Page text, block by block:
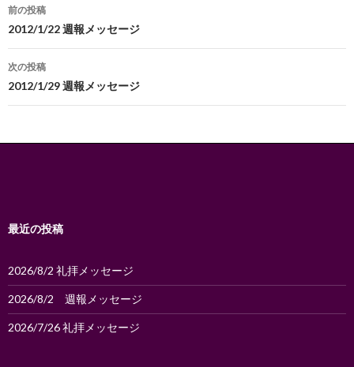
稿
ナ
ビ
ー
ン
前の投稿
2012/1/22 週報メッセージ
次の投稿
2012/1/29 週報メッセージ
最近の投稿
2026/8/2 礼拝メッセージ
2026/8/2 週報メッセージ
2026/7/26 礼拝メッセージ